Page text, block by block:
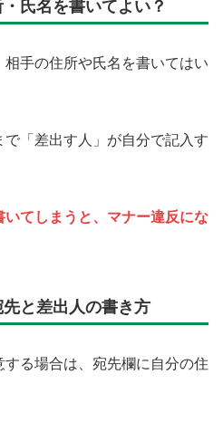
氏名を書いてよい？
手の住所や氏名を書いてはい
「差出す人」が自分で記入す
てしまうと、マナー違反にな
と差出人の書き方
る場合は、宛先欄に自分の住